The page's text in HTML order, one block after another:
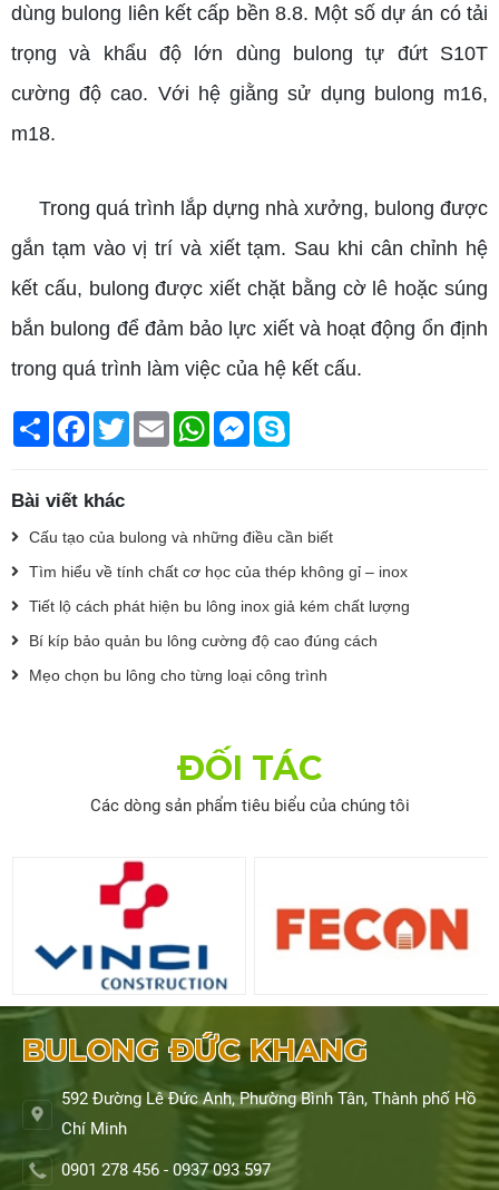
dùng bulong liên kết cấp bền 8.8. Một số dự án có tải
trọng và khẩu độ lớn dùng bulong tự đứt S10T
cường độ cao. Với hệ giằng sử dụng bulong m16,
m18.
Trong quá trình lắp dựng nhà xưởng, bulong được
gắn tạm vào vị trí và xiết tạm. Sau khi cân chỉnh hệ
kết cấu, bulong được xiết chặt bằng cờ lê hoặc súng
bắn bulong để đảm bảo lực xiết và hoạt động ổn định
trong quá trình làm việc của hệ kết cấu.
Chia
sẻ
Facebook
TwitterEmail WhatsAppMessenger
Bài viết khác
Cấu tạo của bulong và những điều cần biết
Tìm hiểu về tính chất cơ học của thép không gỉ – inox
Tiết lộ cách phát hiện bu lông inox giả kém chất lượng
Bí kíp bảo quản bu lông cường độ cao đúng cách
Mẹo chọn bu lông cho từng loại công trình
ĐỐI TÁC
Các dòng sản phẩm tiêu biểu của chúng tôi
BULONG ĐỨC KHANG
592 Đường Lê Đức Anh, Phường Bình Tân, Thành phố Hồ
Chí Minh
0901 278 456 - 0937 093 597